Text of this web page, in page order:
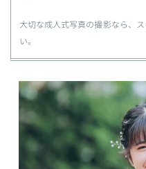
大切な成人式写真の撮影なら、
い。